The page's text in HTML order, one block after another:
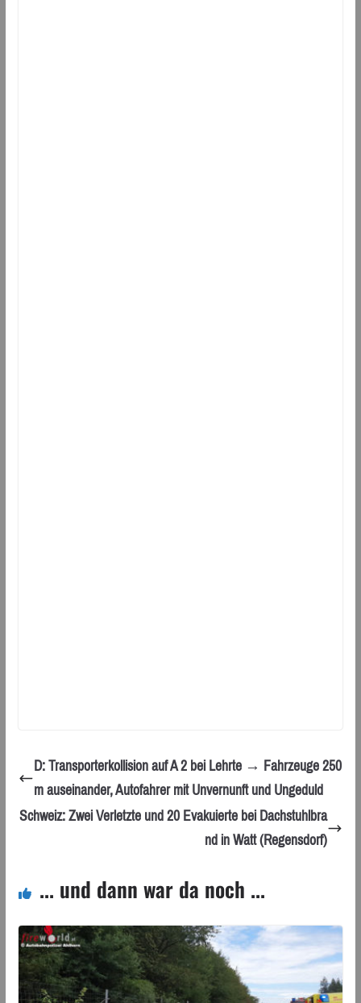
D: Transporterkollision auf A 2 bei Lehrte → Fahrzeuge 250
m auseinander, Autofahrer mit Unvernunft und Ungeduld
Schweiz: Zwei Verletzte und 20 Evakuierte bei Dachstuhlbra
nd in Watt (Regensdorf)
... und dann war da noch ...